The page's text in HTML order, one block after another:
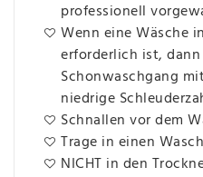
professionell
Wenn eine Wäsche
erforderlich ist, dann
Schonwaschgang
niedrige
Schnallen vor dem
Trage in einen
NICHT in den